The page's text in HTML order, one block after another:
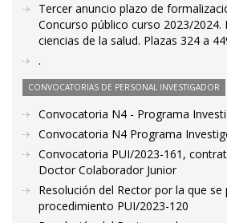
Tercer anuncio plazo de
Concurso público curso 2023/
ciencias de la salud. Plazas 324 a
.
CONVOCATORIAS DE PERSONAL INVESTIGADOR
Convocatoria N4 - Programa
Convocatoria N4 Programa
Convocatoria PUI/2023-161,
Doctor Colaborador Junior
Resolución del Rector por la que se
procedimiento PUI/2023-120